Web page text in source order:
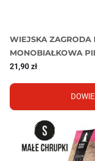
WIEJSKA ZAGRODA
MONOBIAŁKOWA
21,90 zł